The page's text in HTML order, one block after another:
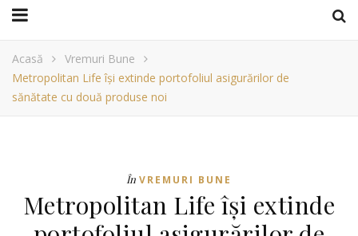
Acasă
Vremuri Bune
Metropolitan Life își extinde portofoliul asigurărilor de
sănătate cu două produse noi
În VREMURI BUNE
Metropolitan Life își extinde